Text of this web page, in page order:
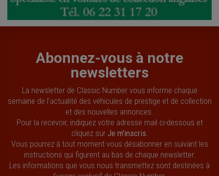
Abonnez-vous à notre
newsletters
La newsletter de Classic Number vous informe chaque
semaine de l’actualité des véhicules de prestige et de collection
et des nouvelles annonces.
Pour la recevoir, indiquez votre adresse mail ci-dessous et
cliquez sur Je m'inscris
Vous pourrez à tout moment vous désabonner en suivant les
instructions qui figurent au bas de chaque newsletter.
Les informations que vous nous transmettez sont destinées à